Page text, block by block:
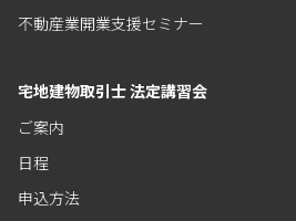
不動産業開業支援セミナー
宅地建物取引士 法定講習会
ご案内
日程
申込方法